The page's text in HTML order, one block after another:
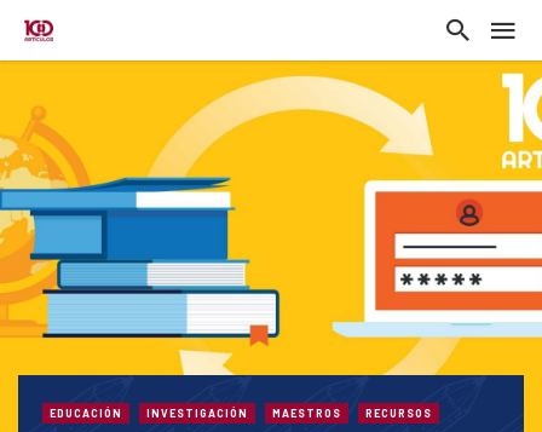
EDUCACIÓN INVESTIGACIÓN MAESTROS RECURSOS